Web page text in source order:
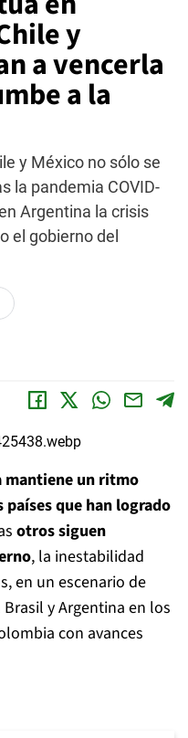
y
a vencerla
a la
y México no sólo se
la pandemia COVID-
Argentina la crisis
el gobierno del
mantiene un ritmo
países que han logrado
otros siguen
, la inestabilidad
en un escenario de
y Argentina en los
con avances